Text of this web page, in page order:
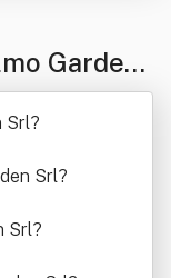
Garden
Srl?
Srl?
Srl?